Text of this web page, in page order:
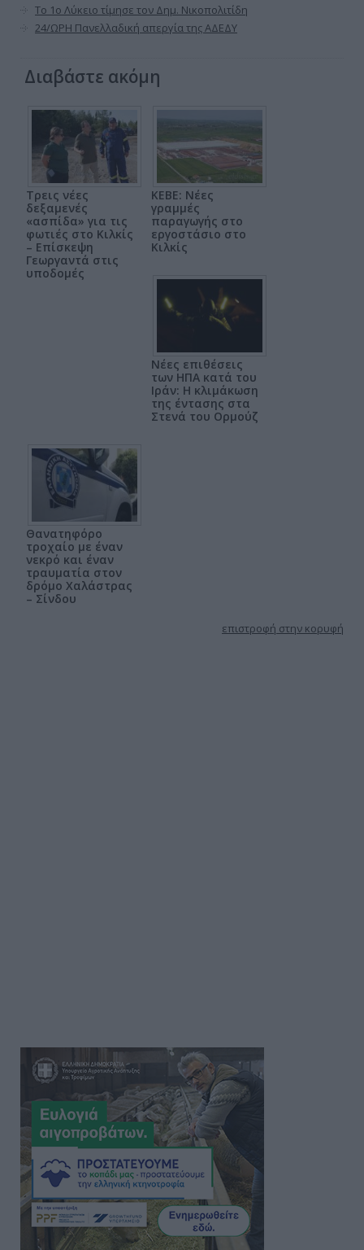
Το 1ο Λύκειο τίμησε τον Δημ. Νικοπολιτίδη
24/ΩΡΗ Πανελλαδική απεργία της ΑΔΕΔΥ
Διαβάστε ακόμη
Τρεις νέες
δεξαμενές
«ασπίδα» για τις
φωτιές στο Κιλκίς
– Επίσκεψη
Γεωργαντά στις
υποδομές
ΚΕΒΕ: Νέες
γραμμές
παραγωγής στο
εργοστάσιο στο
Κιλκίς
Νέες επιθέσεις
των ΗΠΑ κατά του
Ιράν: Η κλιμάκωση
της έντασης στα
Στενά του Ορμούζ
Θανατηφόρο
τροχαίο με έναν
νεκρό και έναν
τραυματία στον
δρόμο Χαλάστρας
– Σίνδου
επιστροφή στην κορυφή